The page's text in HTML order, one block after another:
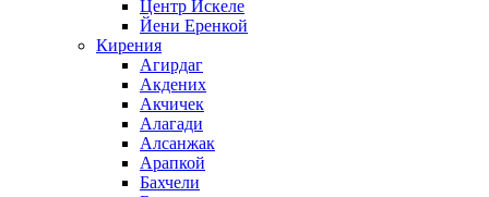
Центр Искеле
Йени Еренкой
Кирения
Агирдаг
Акдених
Акчичек
Алагади
Алсанжак
Арапкой
Бахчели